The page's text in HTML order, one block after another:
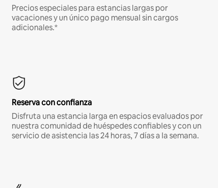
Precios especiales para estancias largas por
vacaciones y un único pago mensual sin cargos
adicionales.*
Reserva con confianza
Disfruta una estancia larga en espacios evaluados por
nuestra comunidad de huéspedes confiables y con un
servicio de asistencia las 24 horas, 7 días a la semana.